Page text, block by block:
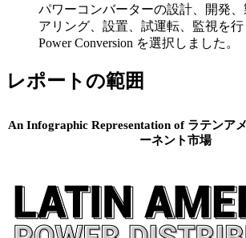
パワーコンバーターの設計、開発
アリング、設置、試運転、監視を
Power Conversion を選択しました。
レポートの範囲
An Infographic Representation of ラテンア
ーネント市場